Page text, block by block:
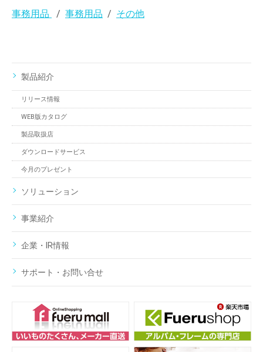
事務用品 事務用品 その他
製品紹介
リリース情報
WEB版カタログ
製品取扱店
ダウンロードサービス
今月のプレゼント
ソリューション
事業紹介
企業・IR情報
サポート・お問い合せ